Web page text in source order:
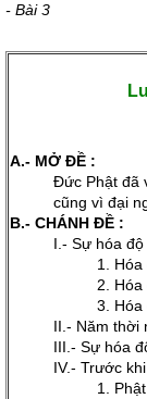
- Bài 3
A.- MỞ ĐỀ :
Đức Phật đã
cũng vì đại
B.- CHÁNH ĐỀ :
I.- Sự hóa
1.
2. Hóa
3. Hóa
II.- Năm thời
III.- Sự hóa
IV.- Trước
1.